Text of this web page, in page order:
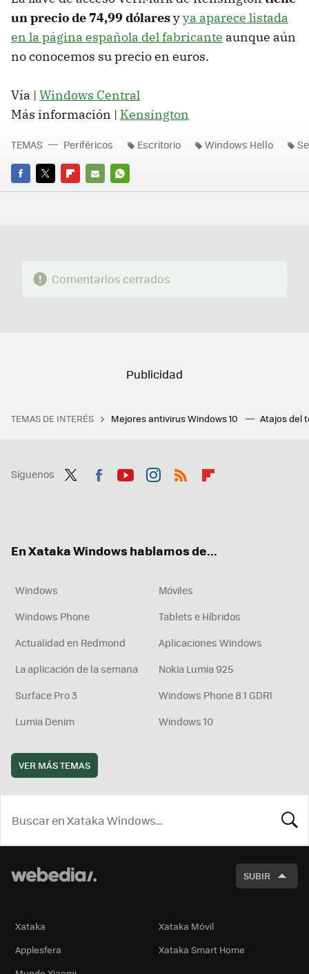
un precio de 74,99 dólaresyya aparece listada
en la página española del fabricante aunque aún
no conocemos su precio en euros.
Vía | Windows Central
Más información | Kensington
FACEBOOK
TWITTERFLIPBOARD
E-
WHATSAPP
TEMAS Periféricos Escritorio Windows Hello
Comentarios cerrados
TEMAS DE INTERÉS Mejores antivirus Windows 10 Atajos del
Síguenos
En Xataka Windows hablamos de...
Windows
Móviles
Windows Phone
Tablets e Híbridos
Actualidad en Redmond
Aplicaciones Windows
La aplicación de la semana
Nokia Lumia 925
Surface Pro 3
Windows Phone 8.1 GDR1
Lumia Denim
Windows 10
VER MÁS TEMAS
SUBIR
Xataka
Xataka Móvil
Applesfera
Xataka Smart Home